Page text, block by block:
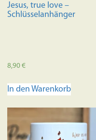
Jesus, true love –
Schlüsselanhänger
8,90€
In den Warenkorb